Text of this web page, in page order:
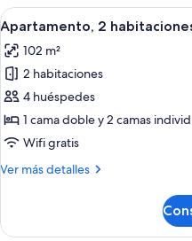
habitaciones
(Los
Naranjos)
Abrir
todas
las
fotos
de
Apartamento,
2
(La
10
Apartamento, 2
102 m²
2 habitaciones
4 huéspedes
1 cama doble y 2 camas
Wifi gratis
Ver más detalles
Más
2